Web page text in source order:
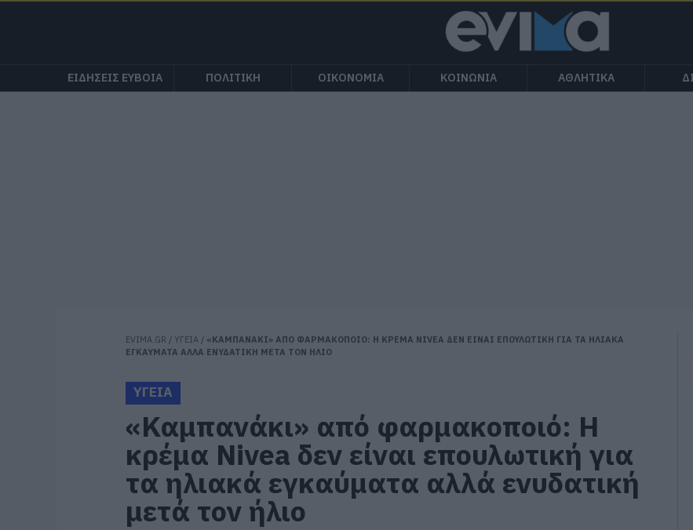
ΕΙΔΗΣΕΙΣ ΕΥΒΟΙΑ ΠΟΛΙΤΙΚΗ ΟΙΚΟΝΟΜΙΑ ΚΟΙΝΩΝΙΑ ΑΘΛΗΤΙΚΑ
EVIMA.GR / ΥΓΕΙΑ / «ΚΑΜΠΑΝΑΚΙ» ΑΠΟ ΦΑΡΜΑΚΟΠΟΙΟ: Η ΚΡΕΜΑ NIVEA ΔΕΝ ΕΙΝΑΙ ΕΠΟΥΛΩΤΙΚΗ ΓΙΑ ΤΑ ΗΛΙΑΚΑ
ΕΓΚΑΥΜΑΤΑ ΑΛΛΑ ΕΝΥΔΑΤΙΚΗ ΜΕΤΑ ΤΟΝ ΗΛΙΟ
ΥΓΕΙΑ
«Καμπανάκι» από φαρμακοποιό: Η
κρέμα Nivea δεν είναι επουλωτική για
τα ηλιακά εγκαύματα αλλά ενυδατική
μετά τον ήλιο